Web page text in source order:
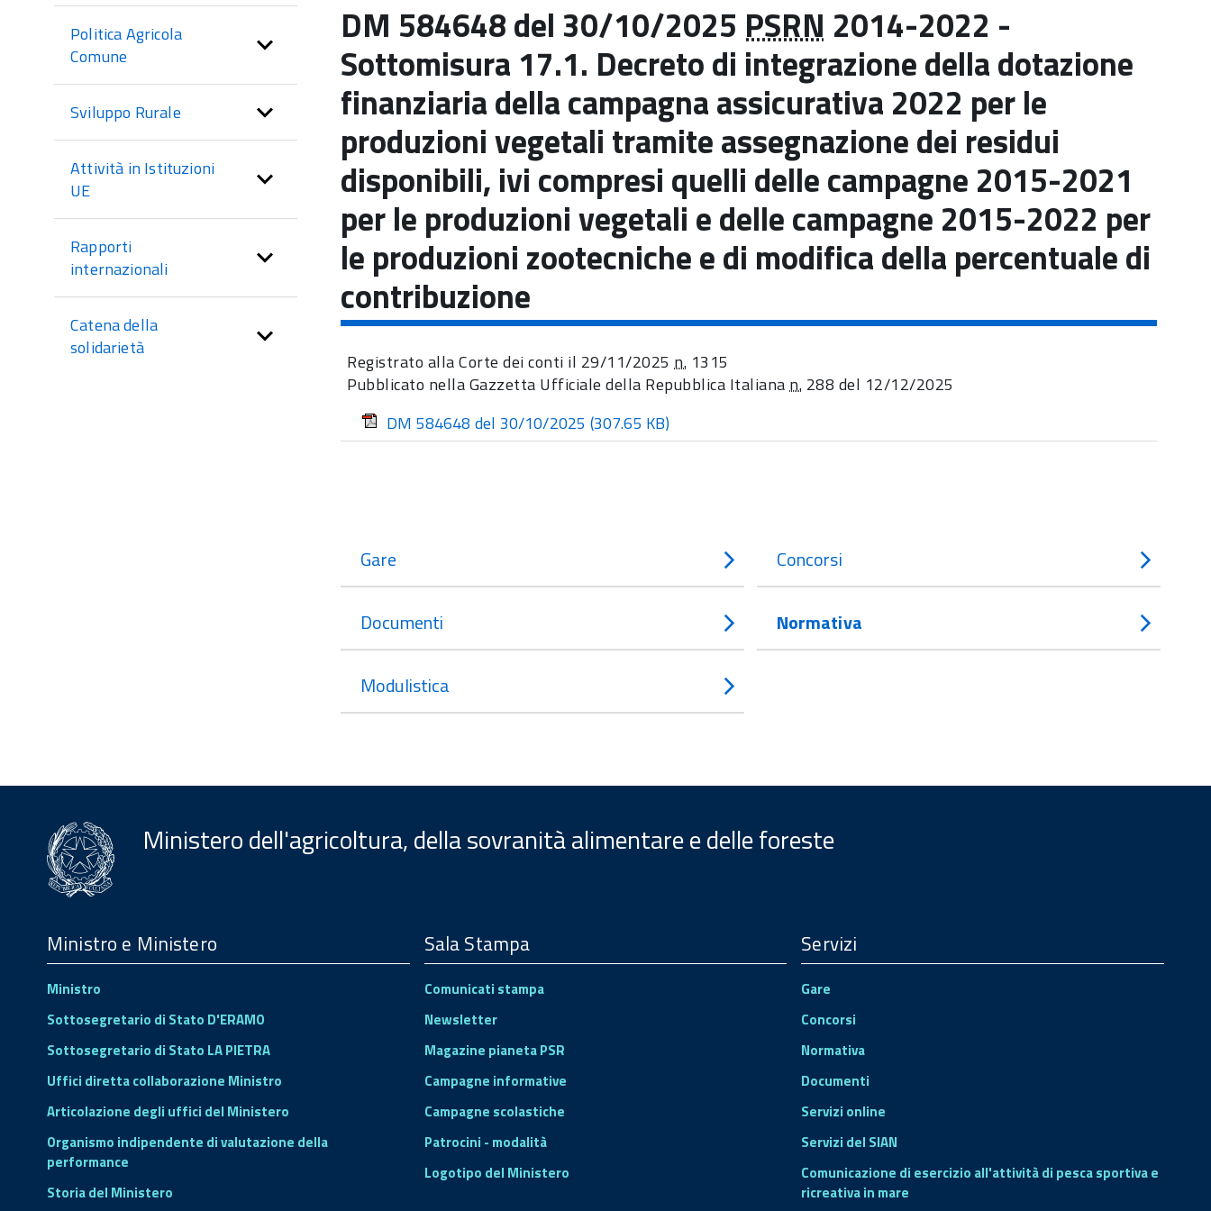
menu
di
sezione
Politica Agricola
Comune
Sviluppo Rurale
Attività in Istituzioni
UE
Rapporti
internazionali
Catena della
solidarietà
DM 584648 del 30/10/2025 PSRN 2014-2022 -
Sottomisura 17.1. Decreto di integrazione della dotazione
finanziaria della campagna assicurativa 2022 per le
produzioni vegetali tramite assegnazione dei residui
disponibili, ivi compresi quelli delle campagne 2015-2021
per le produzioni vegetali e delle campagne 2015-2022 per
le produzioni zootecniche e di modifica della percentuale di
contribuzione
Registrato alla Corte dei conti il 29/11/2025n. 1315
Pubblicato nella Gazzetta Ufficiale della Repubblica Italianan. 288 del 12/12/2025
DM 584648 del 30/10/2025 (307.65 KB)
Gare Concorsi
Documenti Normativa
Modulistica
Ministero dell'agricoltura, della sovranità alimentare e delle foreste
Footer
Ministro e Ministero
Ministro
Sottosegretario di Stato D'ERAMO
Sottosegretario di Stato LA PIETRA
Uffici diretta collaborazione Ministro
Articolazione degli uffici del Ministero
Organismo indipendente di valutazione della
performance
Storia del Ministero
Sala Stampa
Comunicati stampa
Newsletter
Magazine pianeta PSR
Campagne informative
Campagne scolastiche
Patrocini - modalità
Logotipo del Ministero
Servizi
Gare
Concorsi
Normativa
Documenti
Servizi online
Servizi del SIAN
Comunicazione di esercizio all'attività di pesca sportiva e
ricreativa in mare